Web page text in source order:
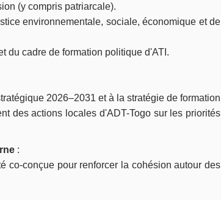
(y compris patriarcale).
environnementale, sociale, économique et de
du cadre de formation politique d'ATI.
2026–2031 et à la stratégie de formation
des actions locales d'ADT-Togo sur les priorités
:
co-conçue pour renforcer la cohésion autour des